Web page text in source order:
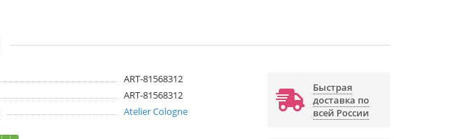
ART-81568312
ART-81568312
Atelier Cologne
Быстрая
доставка по
всей России